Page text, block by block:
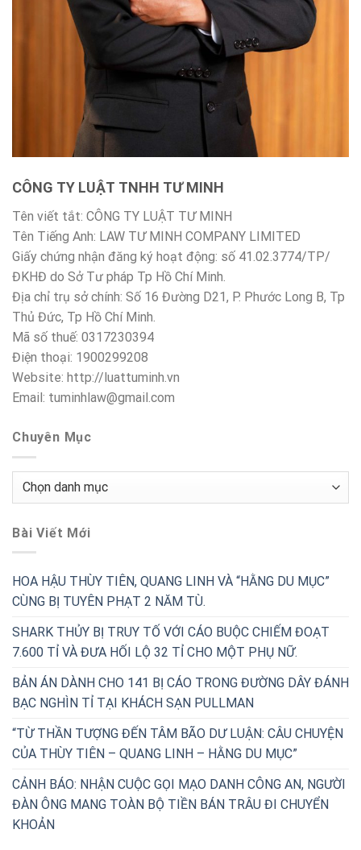
CÔNG TY LUẬT TNHH TƯ MINH
Tên viết tắt: CÔNG TY LUẬT TƯ MINH
Tên Tiếng Anh: LAW TƯ MINH COMPANY LIMITED
Giấy chứng nhận đăng ký hoạt động: số 41.02.3774/TP/
ĐKHĐ do Sở Tư pháp Tp Hồ Chí Minh.
Địa chỉ trụ sở chính: Số 16 Đường D21, P. Phước Long B, Tp
Thủ Đức, Tp Hồ Chí Minh.
Mã số thuế: 0317230394
Điện thoại: 1900299208
Website: http://luattuminh.vn
Email: tuminhlaw@gmail.com
Chuyên Mục
Chuyên
Bài Viết Mới
HOA HẬU THÙY TIÊN, QUANG LINH VÀ “HẰNG DU MỤC”
CÙNG BỊ TUYÊN PHẠT 2 NĂM TÙ.
SHARK THỦY BỊ TRUY TỐ VỚI CÁO BUỘC CHIẾM ĐOẠT
7.600 TỈ VÀ ĐƯA HỐI LỘ 32 TỈ CHO MỘT PHỤ NỮ.
BẢN ÁN DÀNH CHO 141 BỊ CÁO TRONG ĐƯỜNG DÂY ĐÁNH
BẠC NGHÌN TỈ TẠI KHÁCH SẠN PULLMAN
“TỪ THẦN TƯỢNG ĐẾN TÂM BÃO DƯ LUẬN: CÂU CHUYỆN
CỦA THÙY TIÊN – QUANG LINH – HẰNG DU MỤC”
CẢNH BÁO: NHẬN CUỘC GỌI MẠO DANH CÔNG AN, NGƯỜI
ĐÀN ÔNG MANG TOÀN BỘ TIỀN BÁN TRÂU ĐI CHUYỂN
KHOẢN